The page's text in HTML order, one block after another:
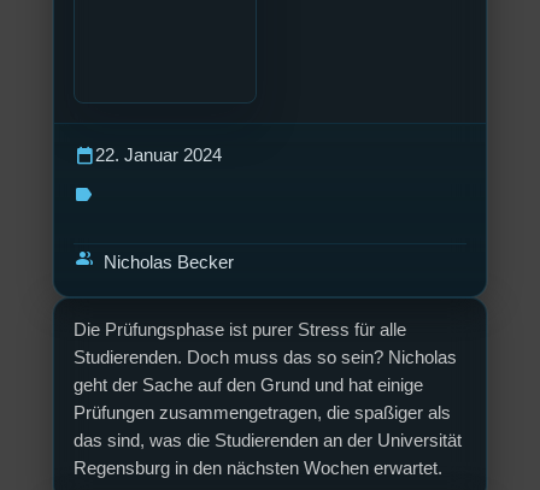
Die Prüfungsphase ist purer Stress für alle
Studierenden. Doch muss das so sein? Nicholas
geht der Sache auf den Grund und hat einige
Prüfungen zusammengetragen, die spaßiger als
das sind, was die Studierenden an der Universität
Regensburg in den nächsten Wochen erwartet.
calendar_today22. Januar 2024
label
group Nicholas Becker